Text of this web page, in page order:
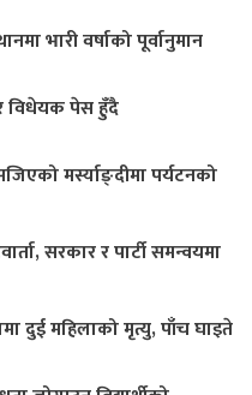
भारी वर्षाको पूर्वानुमान
विधेयक पेस हुँदै
मर्स्याङ्दीमा पर्यटनको
सरकार र पार्टी समन्वयमा
दुई महिलाको मृत्यु, पाँच घाइते